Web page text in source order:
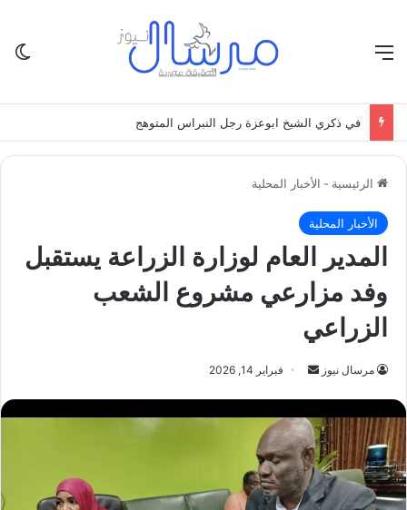
القائمة
في ذكري الشيخ ابوعزة رجل النبراس المتوهج
الرئيسية - الأخبار المحلية
الأخبار المحلية
المدير العام لوزارة الزراعة يستقبل
وفد مزارعي مشروع الشعب
الزراعي
مرسال نيوز
أرسل فبراير 14, 2026